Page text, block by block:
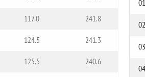
117.0 241.8
124.5 241.3
125.5 240.6
01
02
03
04